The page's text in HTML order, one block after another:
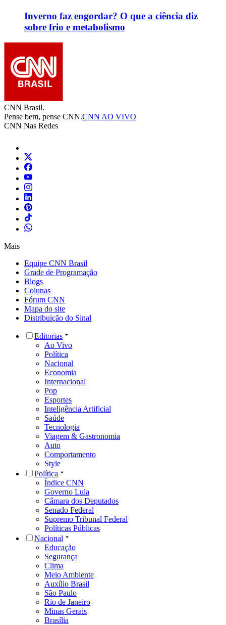
Inverno faz engordar? O que a ciência diz
sobre frio e metabolismo
CNN Brasil.
Pense bem, pense CNN.CNN AO VIVO
CNN Nas Redes
Mais
Equipe CNN Brasil
Grade de Programação
Blogs
Colunas
Fórum CNN
Mapa do site
Distribuição do Sinal
Editorias
Ao Vivo
Política
Nacional
Economia
Internacional
Pop
Esportes
Inteligência Artificial
Saúde
Tecnologia
Viagem & Gastronomia
Auto
Comportamento
Style
Política
Índice CNN
Governo Lula
Câmara dos Deputados
Senado Federal
Supremo Tribunal Federal
Políticas Públicas
Nacional
Educação
Segurança
Clima
Meio Ambiente
Auxílio Brasil
São Paulo
Rio de Janeiro
Minas Gerais
Brasília